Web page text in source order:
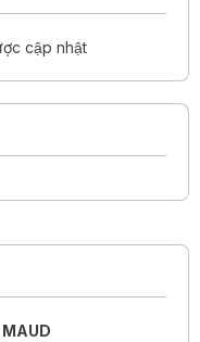
cập nhật
MAUD